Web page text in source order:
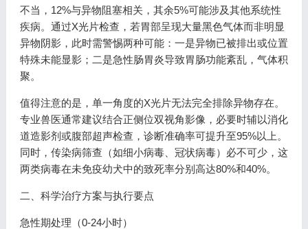
不当，12%与异物阻塞相关，其余5%可能涉及其他系统性
疾病。通过X光片检查，若胃部呈现大量黑色气体而非明显
异物阴影，此时需警惕两种可能：一是异物已被排出或位置
特殊未能显影；二是急性肠胃炎导致胃肠功能紊乱，气体积
聚。
值得注意的是，单一角度的X光片无法完全排除异物存在。
专业兽医通常建议结合正侧位双视角影像，必要时辅以消化
道造影剂或腹部超声检查，诊断准确率可提升至95%以上。
同时，传染病筛查（如细小病毒、冠状病毒）必不可少，这
两类病毒在未免疫幼犬中的致死率分别高达80%和40%。
二、科学治疗方案与执行要点
急性期处理（0-24小时）